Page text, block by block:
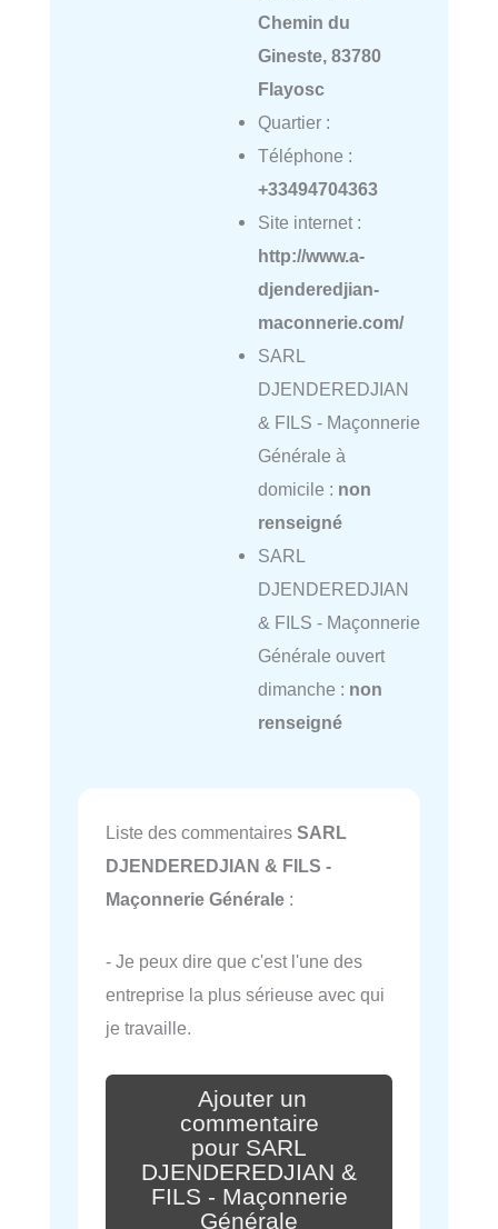
Chemin du
Gineste, 83780
Flayosc
Quartier :
Téléphone :
+33494704363
Site internet :
http://www.a-
djenderedjian-
maconnerie.com/
SARL
DJENDEREDJIAN
& FILS - Maçonnerie
Générale à
domicile : non
renseigné
SARL
DJENDEREDJIAN
& FILS - Maçonnerie
Générale ouvert
dimanche : non
renseigné
Liste des commentaires SARL
DJENDEREDJIAN & FILS -
Maçonnerie Générale :
- Je peux dire que c'est l'une des
entreprise la plus sérieuse avec qui
je travaille.
Ajouter un
commentaire
pour SARL
DJENDEREDJIAN &
FILS - Maçonnerie
Générale